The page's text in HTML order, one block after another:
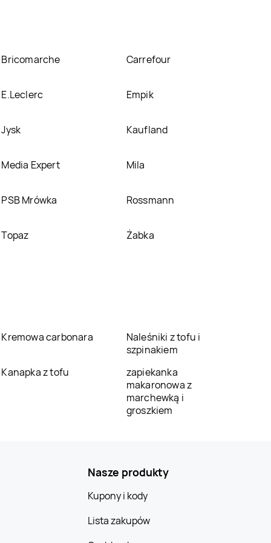
Bricomarche Carrefour
E.Leclerc Empik
Jysk Kaufland
Media Expert Mila
PSB Mrówka Rossmann
Topaz Żabka
Kremowa carbonara
Naleśniki z tofu i
szpinakiem
Kanapka z tofu
zapiekanka
makaronowa z
marchewką i
groszkiem
Nasze produkty
Kupony i kody
Lista zakupów